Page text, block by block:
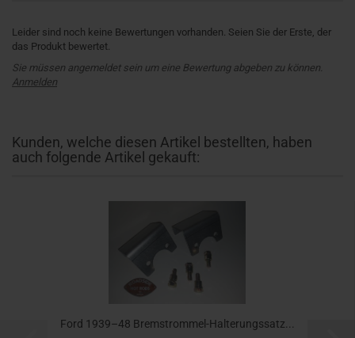
Leider sind noch keine Bewertungen vorhanden. Seien Sie der Erste, der
das Produkt bewertet.
Sie müssen angemeldet sein um eine Bewertung abgeben zu können.
Anmelden
Kunden, welche diesen Artikel bestellten, haben
auch folgende Artikel gekauft:
Ford 1939–48 Bremstrommel-Halterungssatz...